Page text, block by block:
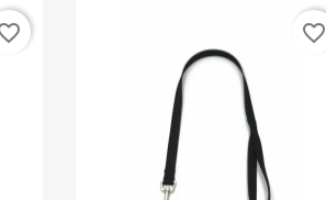
favorite_border